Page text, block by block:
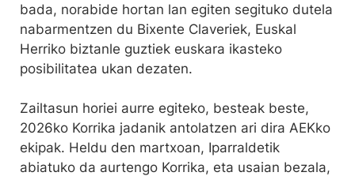
bada, norabide hortan lan egiten segituko dutela
nabarmentzen du Bixente Claveriek, Euskal
Herriko biztanle guztiek euskara ikasteko
posibilitatea ukan dezaten.
Zailtasun horiei aurre egiteko, besteak beste,
2026ko Korrika jadanik antolatzen ari dira AEKko
ekipak. Heldu den martxoan, Iparraldetik
abiatuko da aurtengo Korrika, eta usaian bezala,